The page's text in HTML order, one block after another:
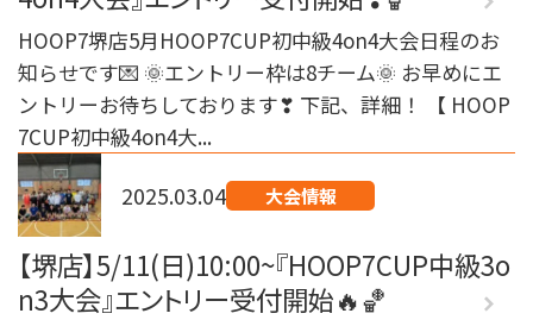
HOOP7堺店5月HOOP7CUP初中級4on4大会日程のお
知らせです💌 🌞エントリー枠は8チーム🌞 お早めにエ
ントリーお待ちしております❣ 下記、詳細！ 【 HOOP
7CUP初中級4on4大...
2025.03.04 大会情報
【堺店】5/11(日)10:00~『HOOP7CUP中級3o
n3大会』エントリー受付開始🔥🏀